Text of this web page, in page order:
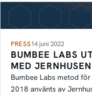
PRESS14 juni 2022
BUMBEE LABS
MED JERNHUSEN
Bumbee Labs metod
2018 använts av